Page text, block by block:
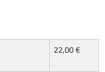
22,00 €